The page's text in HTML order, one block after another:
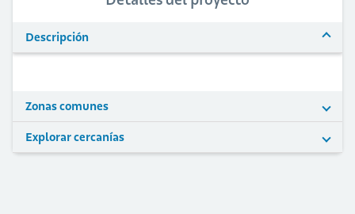
Descripción
Zonas comunes
Explorar cercanías